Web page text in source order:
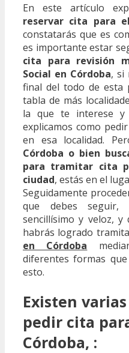
En este artículo
reservar cita para
constatarás que es
es importante estar
cita para revisión
Social en Córdoba, si
final del todo de esta
tabla de más
la que te interese y
explicamos como
en esa localidad.
Córdoba o bien
para tramitar cita
ciudad, estás en el
Seguidamente
que debes seguir,
sencillísimo y veloz, y
habrás logrado
en Córdoba
diferentes formas
esto.
Existen
pedir cita
Córdoba, :